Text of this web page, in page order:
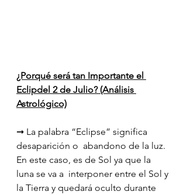
¿Porqué será tan Importante el
Eclipdel 2 de Julio? (Análisis
Astrológico)
➞ La palabra “Eclipse” significa
desaparición o  abandono de la luz.
En este caso, es de Sol ya que la
luna se va a  interponer entre el Sol y
la Tierra y quedará oculto durante